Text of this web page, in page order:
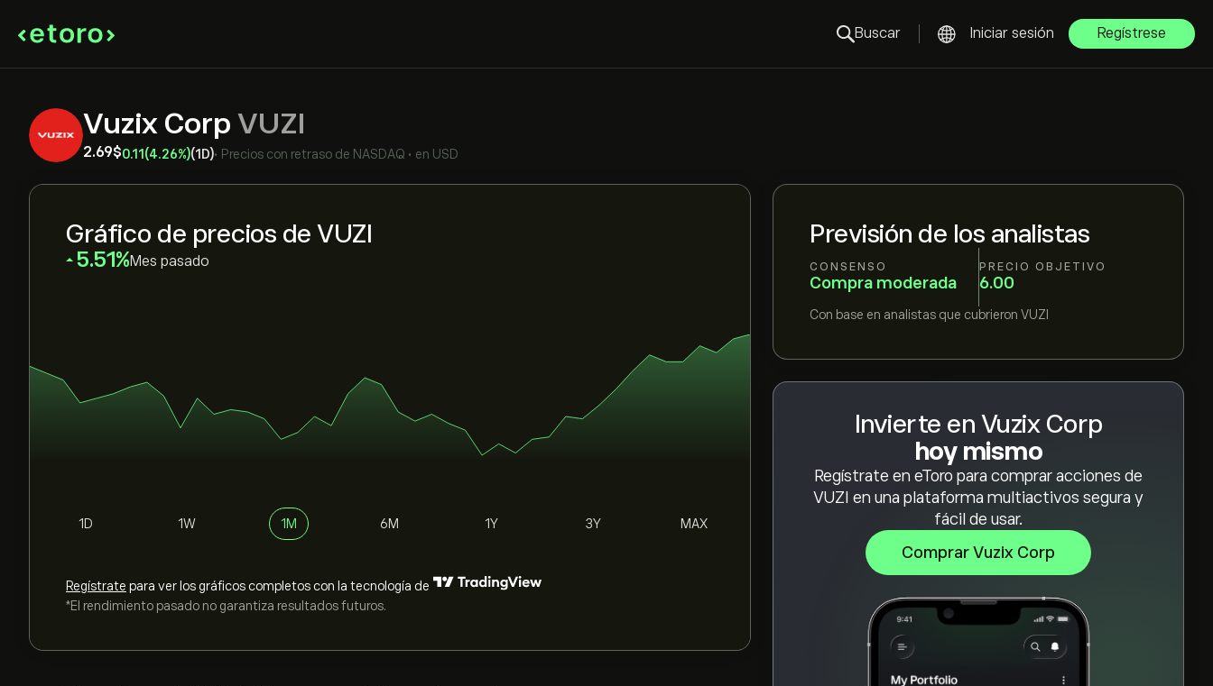
Buscar Iniciar sesión Regístrese
Vuzix Corp VUZI
2.69‎$‎0.11 (4.26%)(1D)• Precios con retraso de NASDAQ • en USD
Previsión de los analistas
CONSENSO
Compra moderada
PRECIO OBJETIVO
6.00
Con base en analistas que cubrieron VUZI
Invierte en Vuzix Corp
hoy mismo
Regístrate en eToro para comprar acciones de
VUZI en una plataforma multiactivos segura y
fácil de usar.
Comprar Vuzix Corp
Gráfico de precios de VUZI
‎5.51‎ Mes pasado
1D 1W 1M 6M 1Y 3Y MAX
Regístrate para ver los gráficos completos con la tecnología de
*El rendimiento pasado no garantiza resultados futuros.